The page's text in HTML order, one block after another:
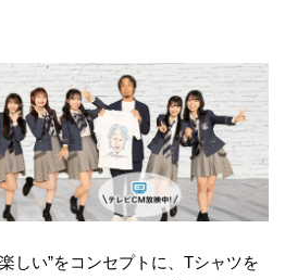
しい”をコンセプトに、Tシャツを